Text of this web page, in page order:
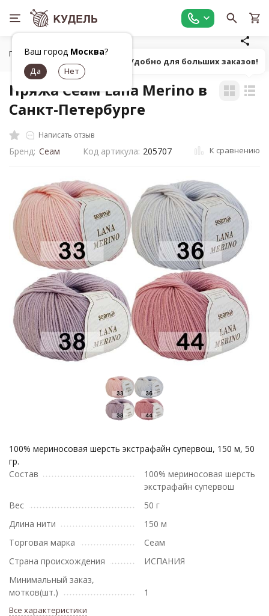
Ваш город Москва?
Главная Все для вязания
Пряжа Сеам Lana Merino в
Санкт-Петербурге
Написать отзыв
Бренд: Сеам Код артикула: 205707 К сравнению
100% мериносовая шерсть экстрафайн супервош, 150 м, 50
гр.
Состав
100% мериносовая шерсть
экстрафайн супервош
Вес
50 г
Длина нити
150 м
Торговая марка
Сеам
Страна происхождения
ИСПАНИЯ
Минимальный заказ,
мотков(шт.)
1
Все характеристики
Попробуй! Удобно для больших заказов!